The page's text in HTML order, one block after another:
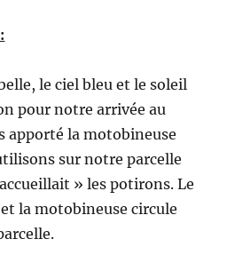
le ciel bleu et le soleil
pour notre arrivée au
apporté la motobineuse
sur notre parcelle
» les potirons. Le
la motobineuse circule